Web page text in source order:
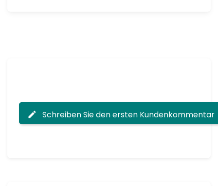
Schreiben Sie den ersten Kundenkommentar